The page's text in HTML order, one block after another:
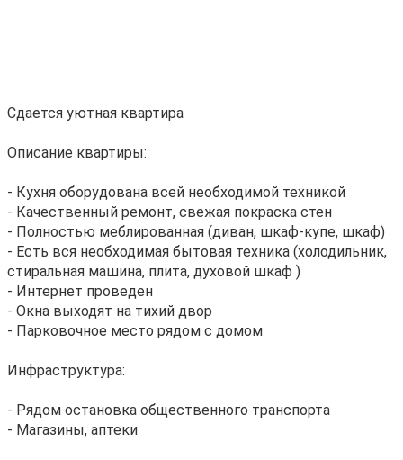
Сдается уютная квартира
Описание квартиры:
- Кухня оборудована всей необходимой техникой
- Качественный ремонт, свежая покраска стен
- Полностью меблированная (диван, шкаф-купе, шкаф)
- Есть вся необходимая бытовая техника (холодильник,
стиральная машина, плита, духовой шкаф )
- Интернет проведен
- Окна выходят на тихий двор
- Парковочное место рядом с домом
Инфраструктура:
- Рядом остановка общественного транспорта
- Магазины, аптеки